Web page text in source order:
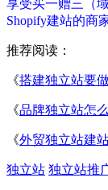
享受买一赠三（
Shopify建站的商
推荐阅读：
《搭建独立站要
《品牌独立站怎
《外贸独立站建
独立站 独立站推